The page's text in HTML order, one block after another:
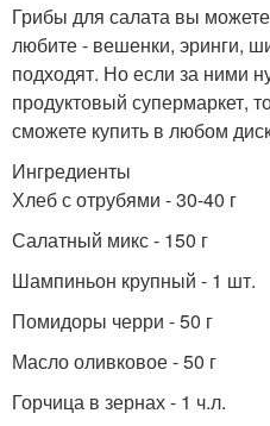
Грибы для салата вы
любите - вешенки, эринги,
подходят. Но если за ними
продуктовый супермаркет,
сможете купить в любом
Ингредиенты
Хлеб с отрубями - 30-40 г
Салатный микс - 150 г
Шампиньон крупный - 1 шт.
Помидоры черри - 50 г
Масло оливковое - 50 г
Горчица в зернах - 1 ч.л.